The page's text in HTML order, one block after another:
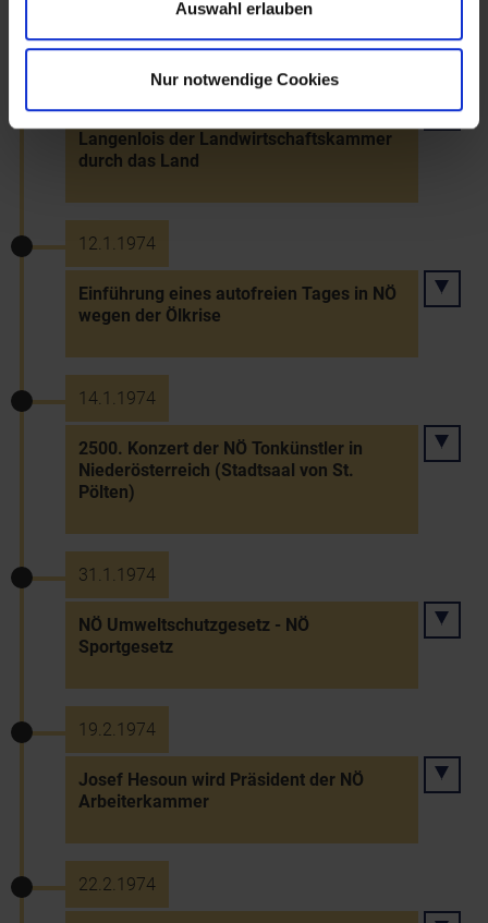
Auswahl erlauben
Nur notwendige Cookies
Übernahme der Gartenbauschule
Langenlois der Landwirtschaftskammer
durch das Land
12.1.1974
Einführung eines autofreien Tages in NÖ
wegen der Ölkrise
14.1.1974
2500. Konzert der NÖ Tonkünstler in
Niederösterreich (Stadtsaal von St.
Pölten)
31.1.1974
NÖ Umweltschutzgesetz - NÖ
Sportgesetz
19.2.1974
Josef Hesoun wird Präsident der NÖ
Arbeiterkammer
22.2.1974